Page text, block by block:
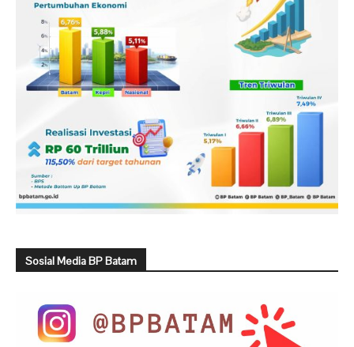
Sosial Media BP Batam